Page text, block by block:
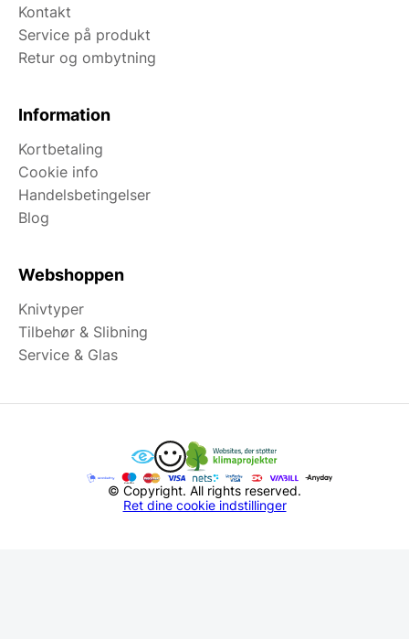
Kontakt
Service på produkt
Retur og ombytning
Information
Kortbetaling
Cookie info
Handelsbetingelser
Blog
Webshoppen
Knivtyper
Tilbehør & Slibning
Service & Glas
© Copyright. All rights reserved.
Ret dine cookie indstillinger